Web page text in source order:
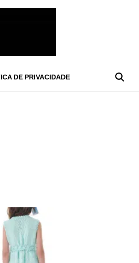
DE PRIVACIDADE